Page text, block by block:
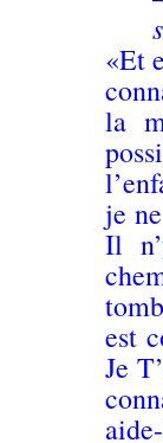
«Et
la
je
Il
est
Je